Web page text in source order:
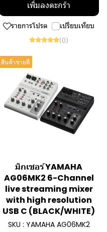
เพิ่มลงตะกร้า
รายการโปรด เปรียบเทียบ
(0)
สินค้าขายดี
มิกเซอร์ YAMAHA
AG06MK2 6-Channel
live streaming mixer
with high resolution
USB C (BLACK/WHITE)
SKU : YAMAHA AG06MK2